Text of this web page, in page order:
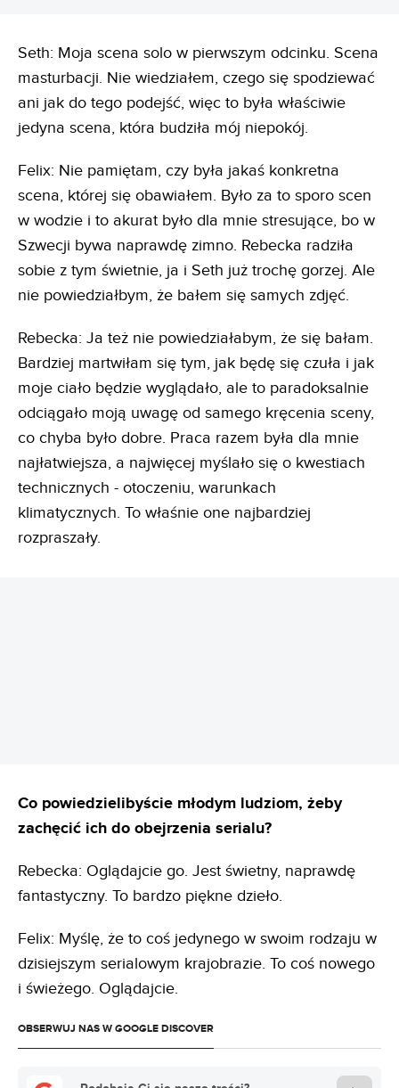
Seth: Moja scena solo w pierwszym odcinku. Scena
masturbacji. Nie wiedziałem, czego się spodziewać
ani jak do tego podejść, więc to była właściwie
jedyna scena, która budziła mój niepokój.
Felix: Nie pamiętam, czy była jakaś konkretna
scena, której się obawiałem. Było za to sporo scen
w wodzie i to akurat było dla mnie stresujące, bo w
Szwecji bywa naprawdę zimno. Rebecka radziła
sobie z tym świetnie, ja i Seth już trochę gorzej. Ale
nie powiedziałbym, że bałem się samych zdjęć.
Rebecka: Ja też nie powiedziałabym, że się bałam.
Bardziej martwiłam się tym, jak będę się czuła i jak
moje ciało będzie wyglądało, ale to paradoksalnie
odciągało moją uwagę od samego kręcenia sceny,
co chyba było dobre. Praca razem była dla mnie
najłatwiejsza, a najwięcej myślało się o kwestiach
technicznych - otoczeniu, warunkach
klimatycznych. To właśnie one najbardziej
rozpraszały.
Co powiedzielibyście młodym ludziom, żeby
zachęcić ich do obejrzenia serialu?
Rebecka: Oglądajcie go. Jest świetny, naprawdę
fantastyczny. To bardzo piękne dzieło.
Felix: Myślę, że to coś jedynego w swoim rodzaju w
dzisiejszym serialowym krajobrazie. To coś nowego
i świeżego. Oglądajcie.
OBSERWUJ NAS W GOOGLE DISCOVER